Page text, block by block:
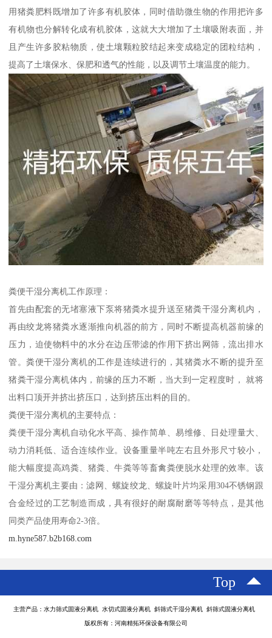
用猪粪肥料既增加了许多有机胶体，同时借助微生物的作用把许多
有机物也分解转化成有机胶体，这就大大增加了土壤吸附表面，并
且产生许多胶粘物质，使土壤颗粒胶结起来变成稳定的团粒结构，
提高了土壤保水、保肥和透气的性能，以及调节土壤温度的能力。
粪便干湿分离机工作原理：
首先由配套的无堵塞液下泵将猪粪水提升送至猪粪干湿分离机内，
再由绞龙将猪粪水逐渐推向机器的前方，同时不断提高机器前缘的
压力，迫使物料中的水分在边压带滤的作用下挤出网筛，流出排水
管。粪便干湿分离机的工作是连续进行的，其猪粪水不断的提升至
猪粪干湿分离机体内，前缘的压力不断，当大到一定程度时， 就将
出料口顶开并挤出挤压口，达到挤压出料的目的。
粪便干湿分离机的主要特点：
粪便干湿分离机自动化水平高、操作简单、易维修、日处理量大、
动力消耗低、适合连续作业。设备重量半吨左右且外形尺寸较小，
能大幅度提高鸡粪、猪粪、牛粪等等畜禽粪便脱水处理的效率。该
干湿分离机主要由：滤网、螺旋绞龙、螺旋叶片均采用304不锈钢跟
合金经过的工艺制造而成，具有很好的耐腐耐磨等等特点，是其他
同类产品使用寿命2-3倍。
m.hyne587.b2b168.com
Top
主营产品：水力筛式固液分离机 水切式固液分离机 斜筛式干湿分离机 斜筛式固液分离机
版权所有：河南精拓环保设备有限公司